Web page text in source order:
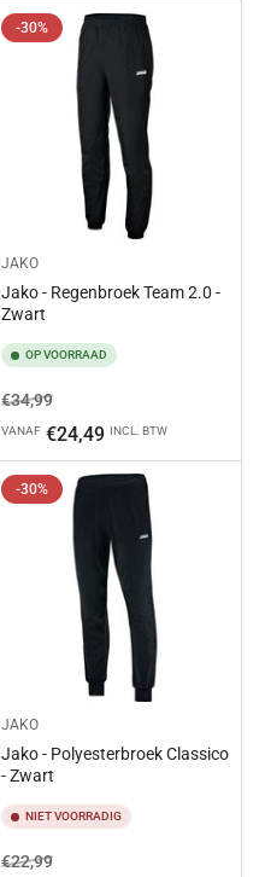
-30%
JAKO
Jako - Regenbroek Team 2.0 -
Zwart
OP VOORRAAD
Normale
prijs
€34,99Aanbiedingsprijs
VANAF €24,49 INCL. BTW
-30%
JAKO
Jako - Polyesterbroek Classico
- Zwart
NIET VOORRADIG
Normale
€22,99Aanbiedingsprijs